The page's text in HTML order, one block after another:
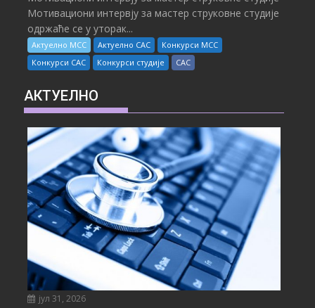
Мотивациони интервју за мастер струковне студије
одржаће се у уторак...
Актуелно МСС Актуелно САС
Конкурси МСС
Конкурси САС
Конкурси студије САС
АКТУЕЛНО
јул 31, 2026